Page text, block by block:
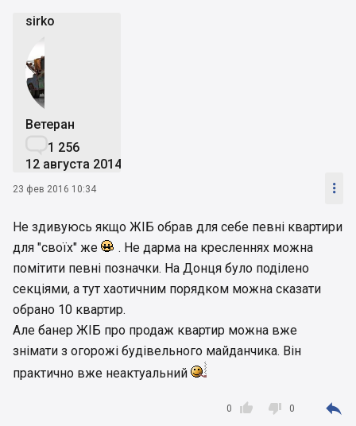
sirko
Ветеран
1 256
12 августа 2014
23 фев 2016 10:34 
Не здивуюсь якщо ЖІБ обрав для себе певні квартири
для "своїх" же
. Не дарма на кресленнях можна
помітити певні позначки. На Донця було поділено
секціями, а тут хаотичним порядком можна сказати
обрано 10 квартир.
Але банер ЖІБ про продаж квартир можна вже
знімати з огорожі будівельного майданчика. Він
практично вже неактуальний

0  0 